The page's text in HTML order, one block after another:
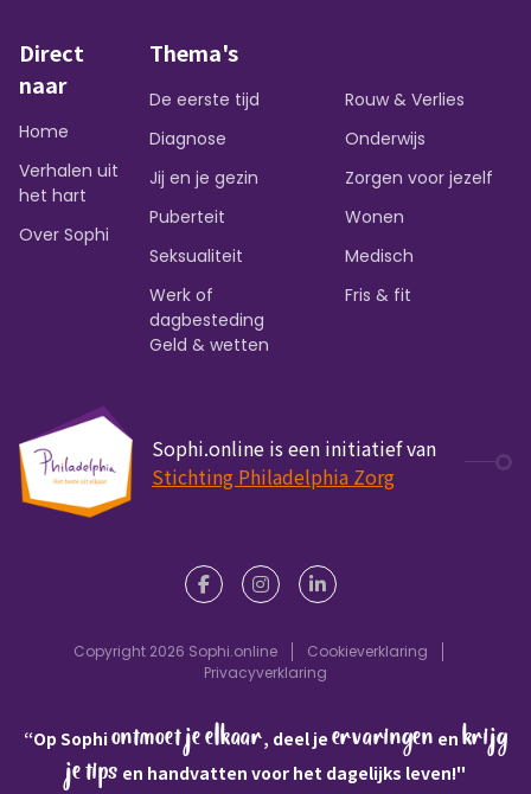
Direct
naar
Home
Verhalen uit
het hart
Over Sophi
Thema's
De eerste tijd
Diagnose
Jij en je gezin
Puberteit
Seksualiteit
Werk of
dagbesteding
Rouw & Verlies
Onderwijs
Zorgen voor jezelf
Wonen
Medisch
Fris & fit
Geld & wetten
Sophi.online is een initiatief van
Stichting Philadelphia Zorg
Copyright 2026 Sophi.online
Cookieverklaring
Privacyverklaring
“Op Sophiontmoet je elkaar, deel je ervaringen en krijg
je tips en handvatten voor het dagelijks leven!"